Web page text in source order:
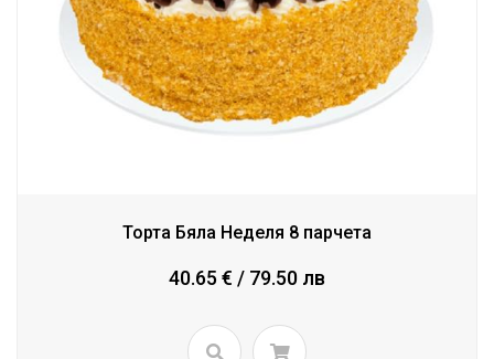
Торта Бяла Неделя 8 парчета
40.65 € / 79.50 лв